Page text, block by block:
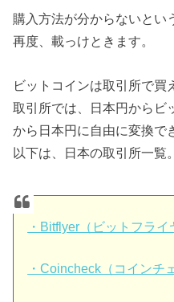
購入方法が分からないとい
再度、載っけときます。
ビットコインは取引所で買
取引所では、日本円からビ
から日本円に自由に変換で
以下は、日本の取引所一覧。
・Bitflyer（ビットフライ
・Coincheck（コインチ